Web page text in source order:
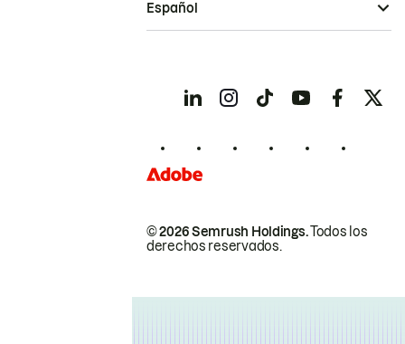
© 2026 Semrush Holdings.Todos los
derechos reservados.
Español